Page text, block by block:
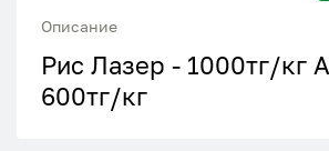
Описание
Рис Лазер - 1000тг/кг
600тг/кг